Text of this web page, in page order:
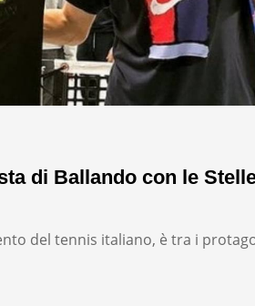
di Ballando con le
del tennis italiano, è tra i